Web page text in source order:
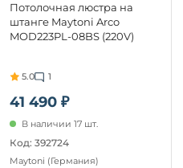
41 490 ₽
Потолочная люстра на
штанге Maytoni Arco
MOD223PL-08BS (220V)
5.0 1
В наличии 17 шт.
Код: 392724
Maytoni (Германия)